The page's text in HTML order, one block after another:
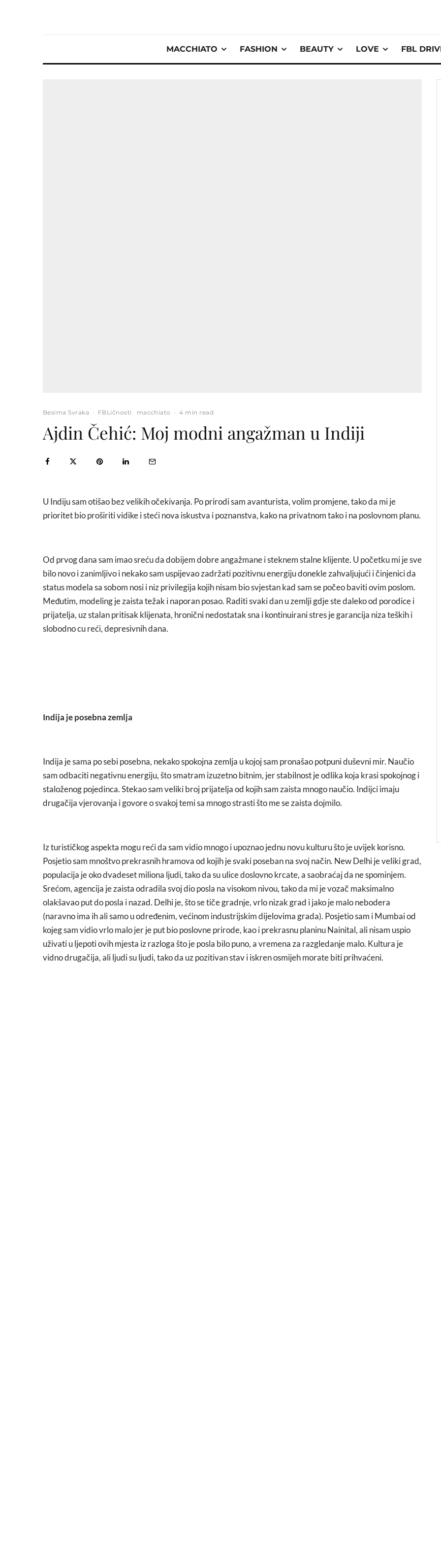
MACCHIATO FASHION BEAUTY LOVE FBL
Besima Svraka · FBLičnosti macchiato · 4 min read
Ajdin Čehić: Moj modni angažman u Indiji
U Indiju sam otišao bez velikih očekivanja. Po prirodi sam avanturista, volim promjene, tako da mi je
prioritet bio proširiti vidike i steći nova iskustva i poznanstva, kako na privatnom tako i na poslovnom planu.
Od prvog dana sam imao sreću da dobijem dobre angažmane i steknem stalne klijente. U početku mi je sve
bilo novo i zanimljivo i nekako sam uspijevao zadržati pozitivnu energiju donekle zahvaljujući i činjenici da
status modela sa sobom nosi i niz privilegija kojih nisam bio svjestan kad sam se počeo baviti ovim poslom.
Međutim, modeling je zaista težak i naporan posao. Raditi svaki dan u zemlji gdje ste daleko od porodice i
prijatelja, uz stalan pritisak klijenata, hronični nedostatak sna i kontinuirani stres je garancija niza teških i
slobodno cu reći, depresivnih dana.
Indija je posebna zemlja
Indija je sama po sebi posebna, nekako spokojna zemlja u kojoj sam pronašao potpuni duševni mir. Naučio
sam odbaciti negativnu energiju, što smatram izuzetno bitnim, jer stabilnost je odlika koja krasi spokojnog i
staloženog pojedinca. Stekao sam veliki broj prijatelja od kojih sam zaista mnogo naučio. Indijci imaju
drugačija vjerovanja i govore o svakoj temi sa mnogo strasti što me se zaista dojmilo.
Iz turističkog aspekta mogu reći da sam vidio mnogo i upoznao jednu novu kulturu što je uvijek korisno.
Posjetio sam mnoštvo prekrasnih hramova od kojih je svaki poseban na svoj način. New Delhi je veliki grad,
populacija je oko dvadeset miliona ljudi, tako da su ulice doslovno krcate, a saobraćaj da ne spominjem.
Srećom, agencija je zaista odradila svoj dio posla na visokom nivou, tako da mi je vozač maksimalno
olakšavao put do posla i nazad. Delhi je, što se tiče gradnje, vrlo nizak grad i jako je malo nebodera
(naravno ima ih ali samo u određenim, većinom industrijskim dijelovima grada). Posjetio sam i Mumbai od
kojeg sam vidio vrlo malo jer je put bio poslovne prirode, kao i prekrasnu planinu Nainital, ali nisam uspio
uživati u ljepoti ovih mjesta iz razloga što je posla bilo puno, a vremena za razgledanje malo. Kultura je
vidno drugačija, ali ljudi su ljudi, tako da uz pozitivan stav i iskren osmijeh morate biti prihvaćeni.